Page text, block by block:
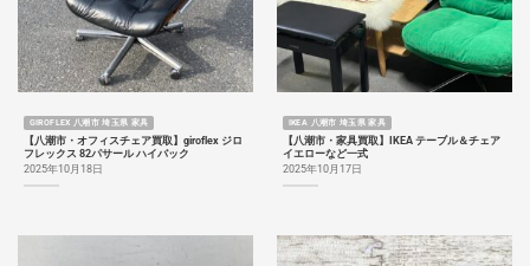
GIROFLEX 八潮市 埼玉県 家具
【八潮市・オフィスチェア買取】giroflex ジロ
フレックス 82パサール ハイバック
2025年10月18日
IKEA 八潮市 埼玉県 家具
【八潮市・家具買取】IKEA テーブル＆チェア
イエローなど一式
2025年10月17日